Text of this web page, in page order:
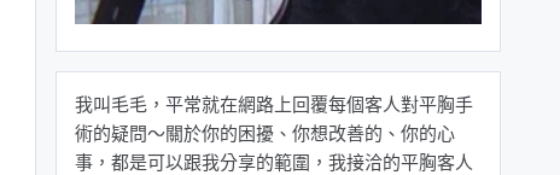
我叫毛毛，平常就在網路上回覆每個客人對平胸手
術的疑問～關於你的困擾、你想改善的、你的心
事，都是可以跟我分享的範圍，我接洽的平胸客人